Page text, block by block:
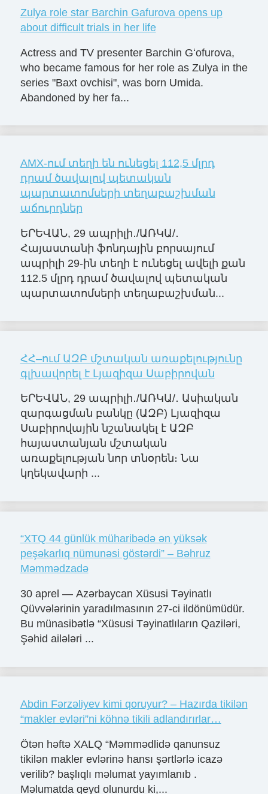
Zulya role star Barchin Gafurova opens up
about difficult trials in her life
Actress and TV presenter Barchin Gʻofurova,
who became famous for her role as Zulya in the
series "Baxt ovchisi", was born Umida.
Abandoned by her fa...
AMX-ում տեղի են ունեցել 112,5 մլրդ
դրամ ծավալով պետական
պարտատոմսերի տեղաբաշխման
աճուրդներ
ԵՐԵՎԱՆ, 29 ապրիլի․/ԱՌԿԱ/․
Հայաստանի ֆոնդային բորսայում
ապրիլի 29-ին տեղի է ունեցել ավելի քան
112.5 մլրդ դրամ ծավալով պետական
պարտատոմսերի տեղաբաշխման...
ՀՀ–ում ԱԶԲ մշտական առաքելությունը
գլխավորել է Լյազիզա Սաբիրովան
ԵՐԵՎԱՆ, 29 ապրիլի․/ԱՌԿԱ/․ Ասիական
զարգացման բանկը (ԱԶԲ) Լյազիզա
Սաբիրովային նշանակել է ԱԶԲ
հայաստանյան մշտական
առաքելության նոր տնօրեն։ Նա
կղեկավարի ...
“XTQ 44 günlük müharibədə ən yüksək
peşəkarlıq nümunəsi göstərdi” – Bəhruz
Məmmədzadə
30 aprel — Azərbaycan Xüsusi Təyinatlı
Qüvvələrinin yaradılmasının 27-ci ildönümüdür.
Bu münasibətlə “Xüsusi Təyinatlıların Qaziləri,
Şəhid ailələri ...
Abdin Fərzəliyev kimi qoruyur? – Hazırda tikilən
“makler evləri”ni köhnə tikili adlandırırlar…
Ötən həftə XALQ “Məmmədlidə qanunsuz
tikilən makler evlərinə hansı şərtlərlə icazə
verilib? başlıqlı məlumat yayımlanıb .
Məlumatda qeyd olunurdu ki,...